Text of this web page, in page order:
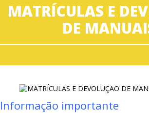
MATRÍCULAS E
DE
Informação importante